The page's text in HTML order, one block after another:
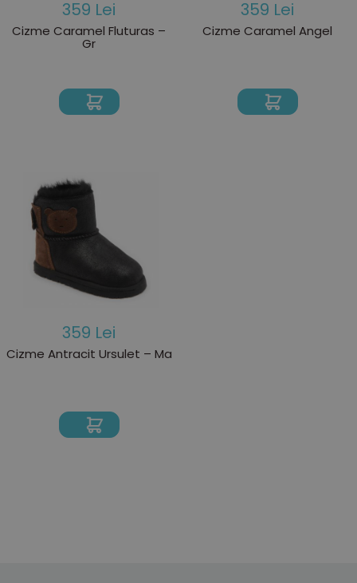
359 Lei
Cizme Caramel Fluturas –
Gr
359 Lei
Cizme Caramel Angel
359 Lei
Cizme Antracit Ursulet – Ma